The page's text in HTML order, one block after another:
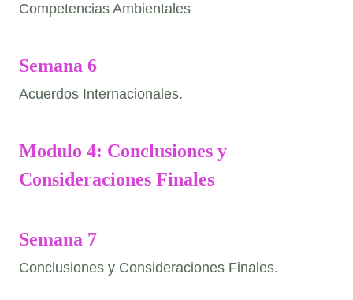
Competencias Ambientales
Semana 6
Acuerdos Internacionales.
Modulo 4: Conclusiones y
Consideraciones Finales
Semana 7
Conclusiones y Consideraciones Finales.